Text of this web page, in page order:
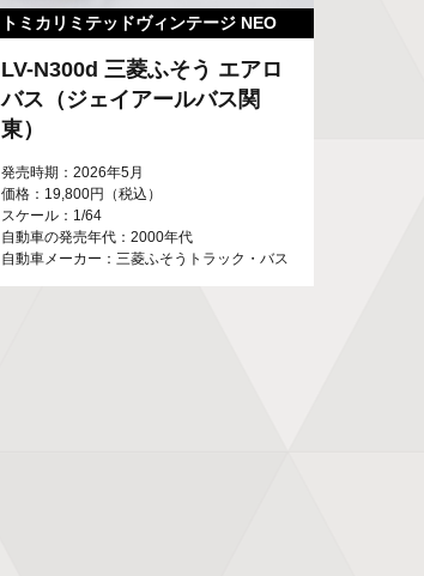
トミカリミテッドヴィンテージ NEO
LV-N300d 三菱ふそう エアロ
バス（ジェイアールバス関
東）
発売時期：2026年5月
価格：19,800円（税込）
スケール：1/64
自動車の発売年代：2000年代
自動車メーカー：三菱ふそうトラック・バス